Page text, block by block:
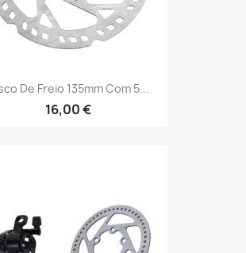
De Freio 135mm Com 5...
16,00 €